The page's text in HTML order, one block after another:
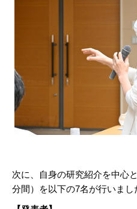
次に、自身の研究紹介を中心
分間）を以下の7名が行いまし